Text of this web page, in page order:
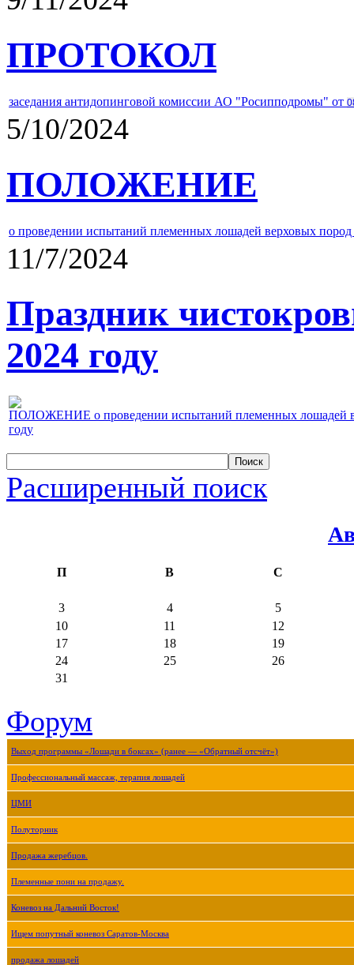
ПРОТОКОЛ
заседания антидопинговой комиссии АО "Росипподромы" от
5/10/2024
ПОЛОЖЕНИЕ
о проведении испытаний племенных лошадей верховых
11/7/2024
Праздник
2024 году
ПОЛОЖЕНИЕ о проведении испытаний племенных лошадей
году
Расширенный поиск
П В С
3 4
5
10
11
12
17
18
19
24
25
26
31
Форум
Выход программы «Лошади в боксах» (ранее — «Обратный отсчёт»)
Профессиональный массаж, терапия лошадей
ЦМИ
Полуторник
Продажа жеребцов.
Племенные пони на продажу.
Коневоз на Дальний Восток!
Ищем попутный коневоз Саратов-Москва
продажа лошадей